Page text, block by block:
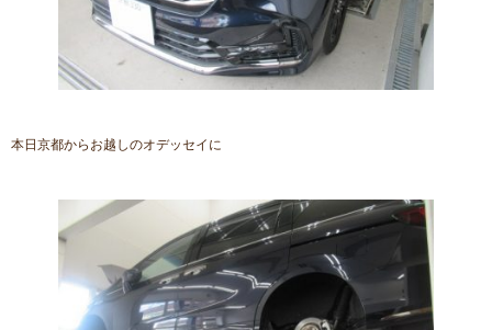
本日京都からお越しのオデッセイに